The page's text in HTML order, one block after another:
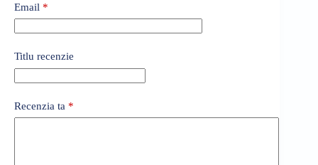
Email *
Titlu recenzie
Recenzia ta *